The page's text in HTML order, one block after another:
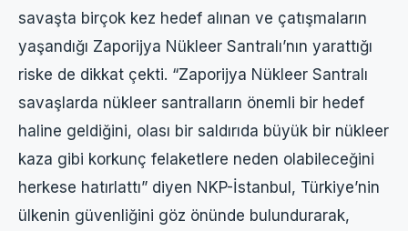
savaşta birçok kez hedef alınan ve çatışmaların
yaşandığı Zaporijya Nükleer Santralı’nın yarattığı
riske de dikkat çekti. “Zaporijya Nükleer Santralı
savaşlarda nükleer santralların önemli bir hedef
haline geldiğini, olası bir saldırıda büyük bir nükleer
kaza gibi korkunç felaketlere neden olabileceğini
herkese hatırlattı” diyen NKP-İstanbul, Türkiye’nin
ülkenin güvenliğini göz önünde bulundurarak,